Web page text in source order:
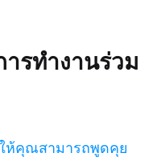
รทำงานร่วม
ห้คุณสามารถพูดคุย